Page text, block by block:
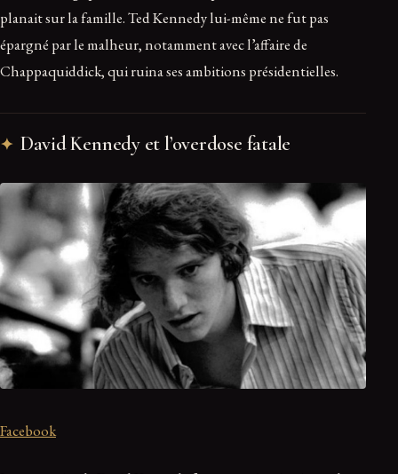
planait sur la famille. Ted Kennedy lui-même ne fut pas
épargné par le malheur, notamment avec l’affaire de
Chappaquiddick, qui ruina ses ambitions présidentielles.
David Kennedy et l’overdose fatale
Facebook